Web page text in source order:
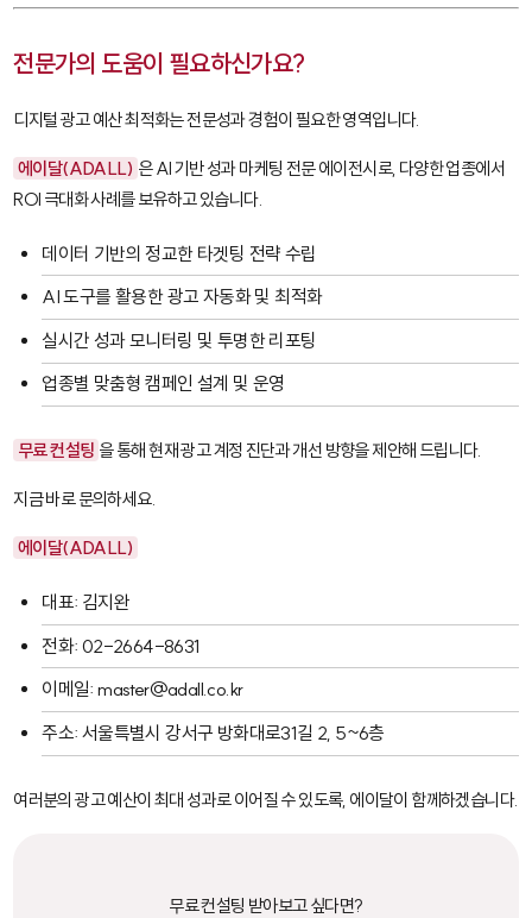
전문가의 도움이 필요하신가요?
디지털 광고 예산 최적화는 전문성과 경험이 필요한 영역입니다.
에이달(ADALL) 은 AI 기반 성과 마케팅 전문 에이전시로, 다양한 업종에서
ROI 극대화 사례를 보유하고 있습니다.
데이터 기반의 정교한 타겟팅 전략 수립
AI 도구를 활용한 광고 자동화 및 최적화
실시간 성과 모니터링 및 투명한 리포팅
업종별 맞춤형 캠페인 설계 및 운영
무료 컨설팅 을 통해 현재 광고 계정 진단과 개선 방향을 제안해 드립니다.
지금 바로 문의하세요.
에이달(ADALL)
대표: 김지완
전화: 02-2664-8631
이메일: master@adall.co.kr
주소: 서울특별시 강서구 방화대로31길 2, 5~6층
여러분의 광고 예산이 최대 성과로 이어질 수 있도록, 에이달이 함께하겠습니다.
무료 컨설팅 받아보고 싶다면?